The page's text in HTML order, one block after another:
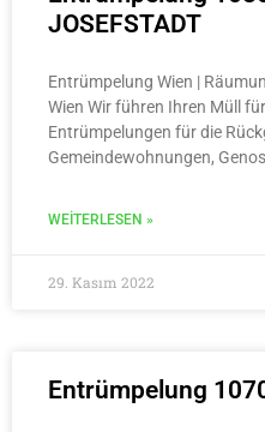
JOSEFSTADT
Entrümpelung Wien |
Wien Wir führen Ihren Müll
Entrümpelungen für die
Gemeindewohnungen,
WEITERLESEN »
29. Kasım 2022
Entrümpelung